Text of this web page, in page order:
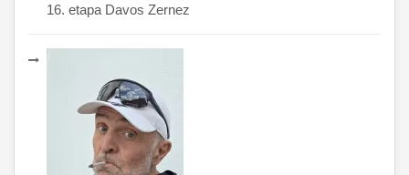
16. etapa Davos Zernez